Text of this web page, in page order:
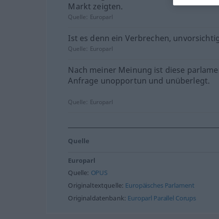
Markt zeigten.
Quelle: Europarl
Ist es denn ein Verbrechen,
Quelle: Europarl
Nach meiner Meinung ist diese
Anfrage unopportun und unüberlegt.
Quelle: Europarl
Quelle
Europarl
Quelle: OPUS
Originaltextquelle: Europäisches Parlament
Originaldatenbank: Europarl Parallel Corups